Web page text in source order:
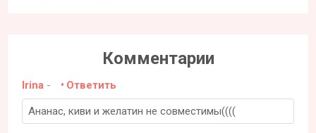
Комментарии
Irina - Ответить
Ананас, киви и желатин не совместимы((((